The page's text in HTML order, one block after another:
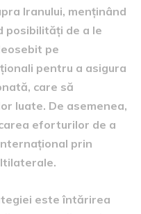
Iranului, menținând
posibilități de a le
pe
pentru a asigura
care să
luate. De asemenea,
eforturilor de a
prin
este întărirea